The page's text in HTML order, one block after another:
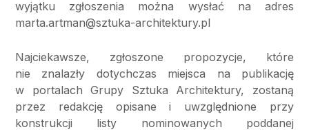
wyjątku zgłoszenia można wysłać na adres
marta.artman@sztuka-architektury.pl
Najciekawsze, zgłoszone propozycje, które
nie znalazły dotychczas miejsca na publikację
w portalach Grupy Sztuka Architektury, zostaną
przez redakcję opisane i uwzględnione przy
konstrukcji listy nominowanych poddanej